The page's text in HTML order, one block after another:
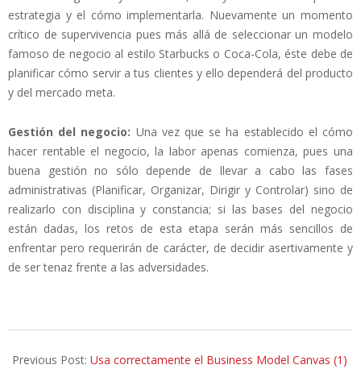
estrategia y el cómo implementarla. Nuevamente un momento
crítico de supervivencia pues más allá de seleccionar un modelo
famoso de negocio al estilo Starbucks o Coca-Cola, éste debe de
planificar cómo servir a tus clientes y ello dependerá del producto
y del mercado meta.
Gestión del negocio: Una vez que se ha establecido el cómo
hacer rentable el negocio, la labor apenas comienza, pues una
buena gestión no sólo depende de llevar a cabo las fases
administrativas (Planificar, Organizar, Dirigir y Controlar) sino de
realizarlo con disciplina y constancia; si las bases del negocio
están dadas, los retos de esta etapa serán más sencillos de
enfrentar pero requerirán de carácter, de decidir asertivamente y
de ser tenaz frente a las adversidades.
09-
Previous Post: Usa correctamente el Business Model Canvas (1)